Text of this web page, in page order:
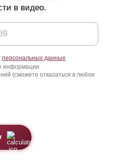
в видео.
персональных данных
информации
(сможете отказаться в любое